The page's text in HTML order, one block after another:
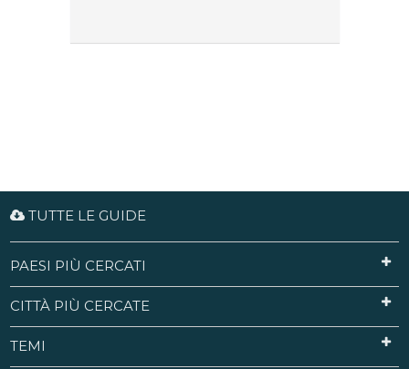
TUTTE LE GUIDE
PAESI PIÙ CERCATI
CITTÀ PIÙ CERCATE
TEMI